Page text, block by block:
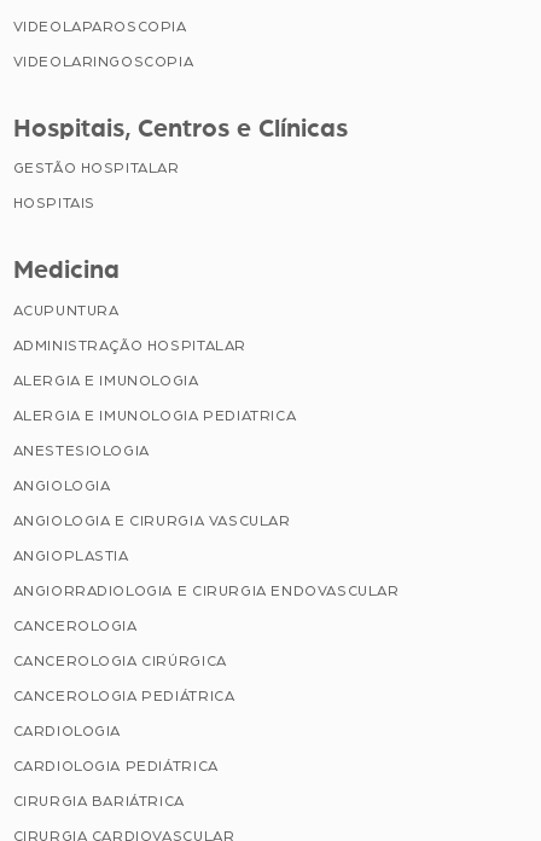
VIDEOLAPAROSCOPIA
VIDEOLARINGOSCOPIA
Hospitais, Centros e Clínicas
GESTÃO HOSPITALAR
HOSPITAIS
Medicina
ACUPUNTURA
ADMINISTRAÇÃO HOSPITALAR
ALERGIA E IMUNOLOGIA
ALERGIA E IMUNOLOGIA PEDIATRICA
ANESTESIOLOGIA
ANGIOLOGIA
ANGIOLOGIA E CIRURGIA VASCULAR
ANGIOPLASTIA
ANGIORRADIOLOGIA E CIRURGIA ENDOVASCULAR
CANCEROLOGIA
CANCEROLOGIA CIRÚRGICA
CANCEROLOGIA PEDIÁTRICA
CARDIOLOGIA
CARDIOLOGIA PEDIÁTRICA
CIRURGIA BARIÁTRICA
CIRURGIA CARDIOVASCULAR